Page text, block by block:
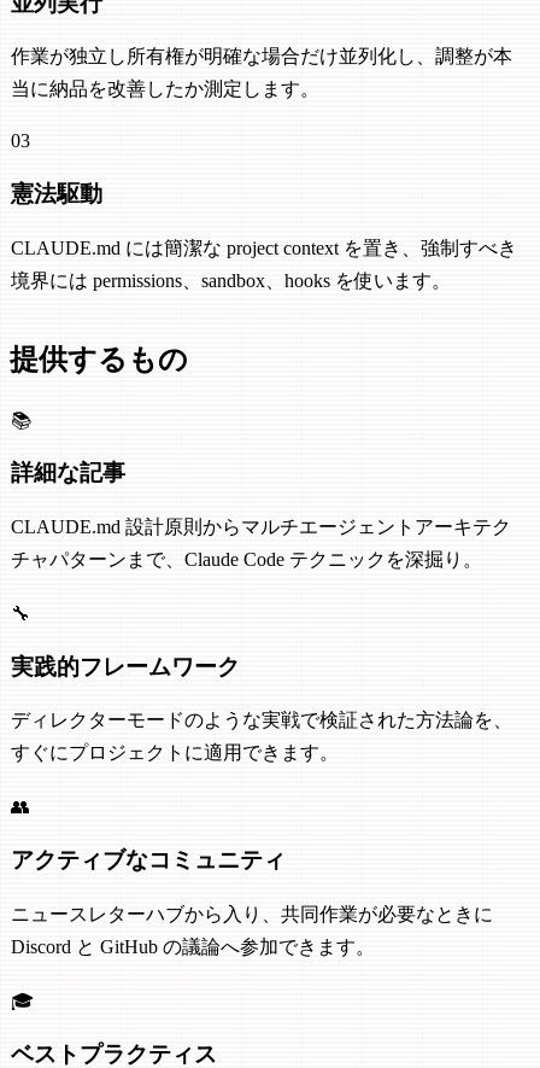
作業が独立し所有権が明確な場合だけ並列化し、調整が本
当に納品を改善したか測定します。
03
憲法駆動
CLAUDE.md には簡潔な project context を置き、強制すべき
境界には permissions、sandbox、hooks を使います。
提供するもの
📚
詳細な記事
CLAUDE.md 設計原則からマルチエージェントアーキテク
チャパターンまで、Claude Code テクニックを深掘り。
🔧
実践的フレームワーク
ディレクターモードのような実戦で検証された方法論を、
すぐにプロジェクトに適用できます。
👥
アクティブなコミュニティ
ニュースレターハブから入り、共同作業が必要なときに
Discord と GitHub の議論へ参加できます。
🎓
ベストプラクティス